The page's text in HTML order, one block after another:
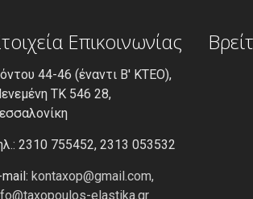
Επικοινωνίας
44-46 (έναντι Β' ΚΤΕΟ),
ΤΚ 546 28,
2310 755452, 2313 053532
mail: kontaxop@gmail.com,
elastika.gr